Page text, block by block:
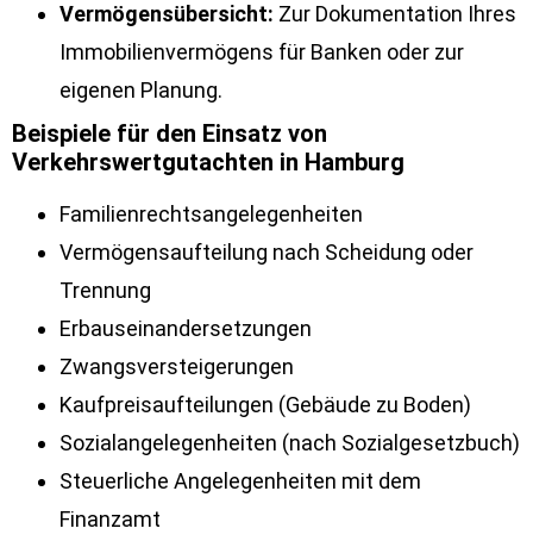
Vermögensübersicht: Zur Dokumentation Ihres
Immobilienvermögens für Banken oder zur
eigenen Planung.
Beispiele für den Einsatz von
Verkehrswertgutachten in Hamburg
Familienrechtsangelegenheiten
Vermögensaufteilung nach Scheidung oder
Trennung
Erbauseinandersetzungen
Zwangsversteigerungen
Kaufpreisaufteilungen (Gebäude zu Boden)
Sozialangelegenheiten (nach Sozialgesetzbuch)
Steuerliche Angelegenheiten mit dem
Finanzamt